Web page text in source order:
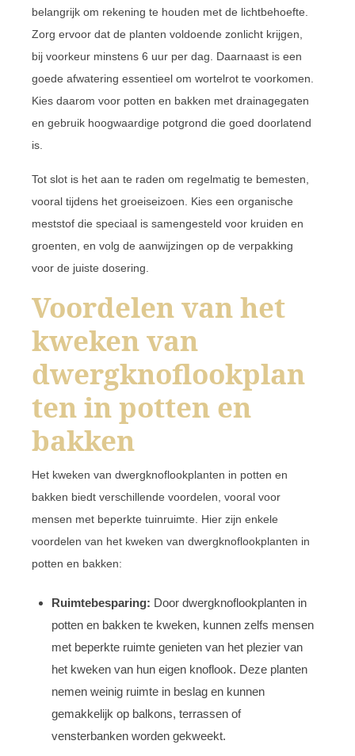
belangrijk om rekening te houden met de lichtbehoefte.
Zorg ervoor dat de planten voldoende zonlicht krijgen,
bij voorkeur minstens 6 uur per dag. Daarnaast is een
goede afwatering essentieel om wortelrot te voorkomen.
Kies daarom voor potten en bakken met drainagegaten
en gebruik hoogwaardige potgrond die goed doorlatend
is.
Tot slot is het aan te raden om regelmatig te bemesten,
vooral tijdens het groeiseizoen. Kies een organische
meststof die speciaal is samengesteld voor kruiden en
groenten, en volg de aanwijzingen op de verpakking
voor de juiste dosering.
Voordelen van het
kweken van
dwergknoflookplan
ten in potten en
bakken
Het kweken van dwergknoflookplanten in potten en
bakken biedt verschillende voordelen, vooral voor
mensen met beperkte tuinruimte. Hier zijn enkele
voordelen van het kweken van dwergknoflookplanten in
potten en bakken:
Ruimtebesparing: Door dwergknoflookplanten in
potten en bakken te kweken, kunnen zelfs mensen
met beperkte ruimte genieten van het plezier van
het kweken van hun eigen knoflook. Deze planten
nemen weinig ruimte in beslag en kunnen
gemakkelijk op balkons, terrassen of
vensterbanken worden gekweekt.